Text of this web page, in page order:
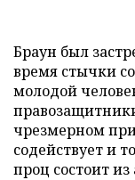
Браун был
время стычки
молодой
чрезмерном
содействует и
проц состоит